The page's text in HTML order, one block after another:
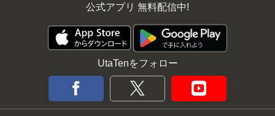
公式アプリ 無料配信中!
UtaTenをフォロー